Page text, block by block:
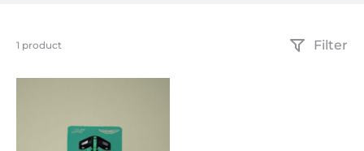
1 product
wird
Filter